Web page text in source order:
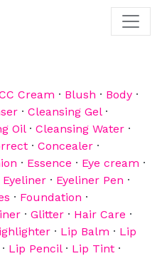
Cream · Blush · Body ·
· Cleansing Gel·
Oil· Cleansing Water ·
· Concealer ·
· Essence · Eye cream ·
Eyeliner · Eyeliner Pen ·
· Foundation ·
· Glitter · Hair Care ·
· Lip Balm · Lip
· Lip Pencil· Lip Tint ·